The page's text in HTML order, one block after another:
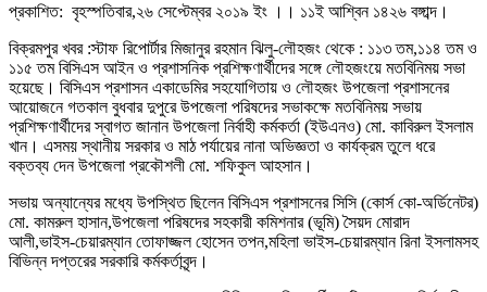
প্রকাশিত: বৃহস্পতিবার,২৬ সেপ্টেম্বর ২০১৯ ইং ।। ১১ই আশ্বিন ১৪২৬ বঙ্গাব্দ।
বিক্রমপুর খবর :স্টাফ রিপোর্টার মিজানুর রহমান ঝিলু-লৌহজং থেকে : ১১৩ তম,১১৪ তম ও
১১৫ তম বিসিএস আইন ও প্রশাসনিক প্রশিক্ষণার্থীদের সঙ্গে লৌহজংয়ে মতবিনিময় সভা
হয়েছে। বিসিএস প্রশাসন একাডেমির সহযোগিতায় ও লৌহজং উপজেলা প্রশাসনের
আয়োজনে গতকাল বুধবার দুপুরে উপজেলা পরিষদের সভাকক্ষে মতবিনিময় সভায়
প্রশিক্ষণার্থীদের স্বাগত জানান উপজেলা নির্বাহী কর্মকর্তা (ইউএনও) মো. কাবিরুল ইসলাম
খান। এসময় স্থানীয় সরকার ও মাঠ পর্যায়ের নানা অভিজ্ঞতা ও কার্যক্রম তুলে ধরে
বক্তব্য দেন উপজেলা প্রকৌশলী মো. শফিকুল আহসান।
সভায় অন্যান্যের মধ্যে উপস্থিত ছিলেন বিসিএস প্রশাসনের সিসি (কোর্স কো-অর্ডিনেটর)
মো. কামরুল হাসান,উপজেলা পরিষদের সহকারী কমিশনার (ভূমি) সৈয়দ মোরাদ
আলী,ভাইস-চেয়ারম্যান তোফাজ্জল হোসেন তপন,মহিলা ভাইস-চেয়ারম্যান রিনা ইসলামসহ
বিভিন্ন দপ্তরের সরকারি কর্মকর্তাবৃন্দ।